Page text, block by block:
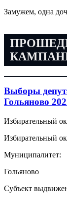
Замужем, одна
Выборы
Гольяново
Избирательный
Избирательный
Муниципалитет:
Гольяново
Субъект